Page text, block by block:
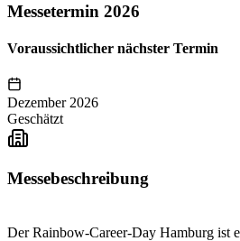
Messetermin 2026
Voraussichtlicher nächster Termin
Dezember 2026
Geschätzt
Messebeschreibung
Der Rainbow-Career-Day Hamburg ist